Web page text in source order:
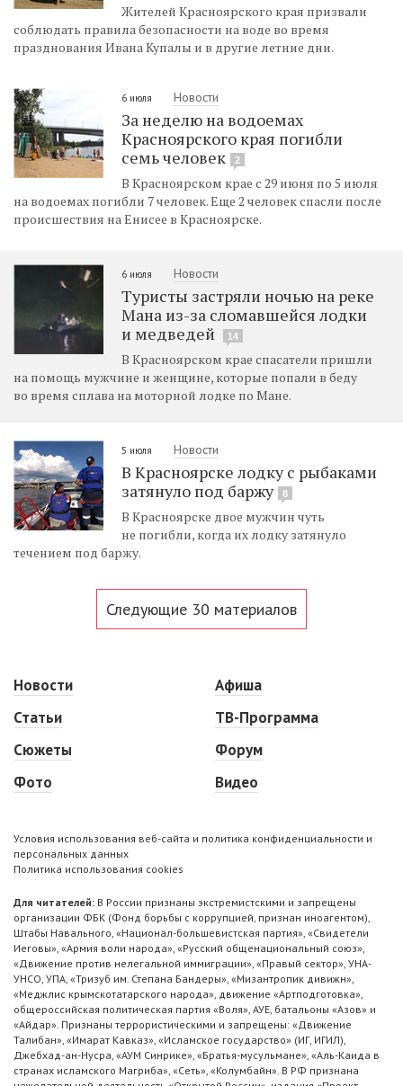
Жителей Красноярского края призвали
соблюдать правила безопасности на воде во время
празднования Ивана Купалы и в другие летние дни.
6 июля Новости
За неделю на водоемах
Красноярского края погибли
семь человек
2
В Красноярском крае с 29 июня по 5 июля
на водоемах погибли 7 человек. Еще 2 человек спасли после
происшествия на Енисее в Красноярске.
6 июля Новости
Туристы застряли ночью на реке
Мана из-за сломавшейся лодки
и медведей
14
В Красноярском крае спасатели пришли
на помощь мужчине и женщине, которые попали в беду
во время сплава на моторной лодке по Мане.
5 июля Новости
В Красноярске лодку с рыбаками
затянуло под баржу
8
В Красноярске двое мужчин чуть
не погибли, когда их лодку затянуло
течением под баржу.
Следующие 30 материалов
Новости
Статьи
Сюжеты
Фото
Афиша
ТВ-Программа
Форум
Видео
Условия использования веб-сайта и политика конфиденциальности и
персональных данных
Политика использования cookies
Для читателей: В России признаны экстремистскими и запрещены
организации ФБК (Фонд борьбы с коррупцией, признан иноагентом),
Штабы Навального, «Национал-большевистская партия», «Свидетели
Иеговы», «Армия воли народа», «Русский общенациональный союз»,
«Движение против нелегальной иммиграции», «Правый сектор», УНА-
УНСО, УПА, «Тризуб им. Степана Бандеры», «Мизантропик дивижн»,
«Меджлис крымскотатарского народа», движение «Артподготовка»,
общероссийская политическая партия «Воля», АУЕ, батальоны «Азов» и
«Айдар». Признаны террористическими и запрещены: «Движение
Талибан», «Имарат Кавказ», «Исламское государство» (ИГ, ИГИЛ),
Джебхад-ан-Нусра, «АУМ Синрике», «Братья-мусульмане», «Аль-Каида в
странах исламского Магриба», «Сеть», «Колумбайн». В РФ признана